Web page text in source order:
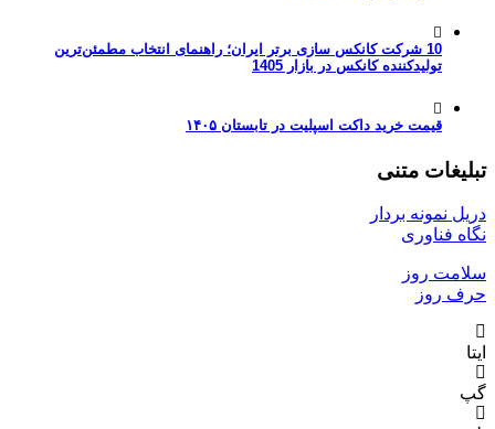
10 شرکت کانکس سازی برتر ایران؛ راهنمای انتخاب مطمئن‌ترین
تولیدکننده کانکس در بازار 1405
قیمت خرید داکت اسپلیت در تابستان ۱۴۰۵
تبلیغات متنی
دریل نمونه بردار
نگاه فناوری
سلامت روز
حرف روز
ایتا
گپ